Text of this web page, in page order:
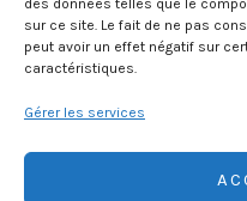
des données telles que le
sur ce site. Le fait de ne pas
peut avoir un effet négatif sur
caractéristiques.
Gérer les services
20